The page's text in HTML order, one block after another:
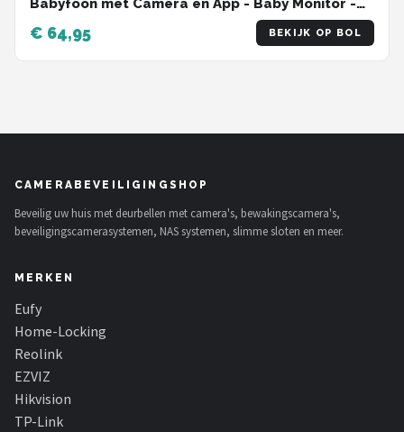
Babyfoon met Camera en App - Baby Monitor -
€ 64,95 BEKIJK OP BOL
CAMERABEVEILIGINGSHOP
Beveilig uw huis met deurbellen met camera's, bewakingscamera's,
beveiligingscamerasystemen, NAS systemen, slimme sloten en meer.
MERKEN
Eufy
Home-Locking
Reolink
EZVIZ
Hikvision
TP-Link